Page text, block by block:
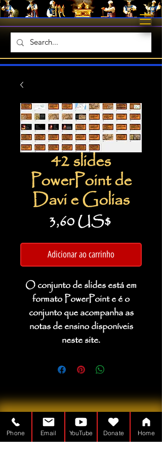
42 slides
PowerPoint de
Davi e Golias
3,60 US$Preço
Adicionar ao carrinho
O conjunto de slides está em
formato PowerPoint e é o
conjunto que acompanha as
notas de ensino disponíveis
neste site.
Phone Email YouTube Donate Home